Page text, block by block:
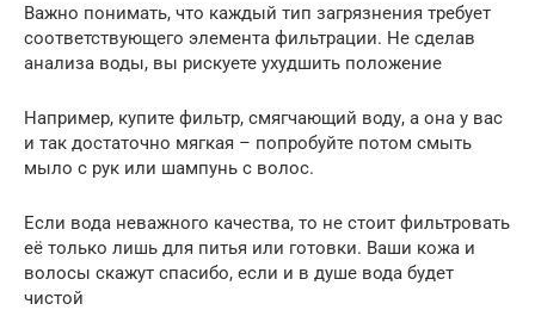
Важно понимать, что каждый тип загрязнения требует
соответствующего элемента фильтрации. Не сделав
анализа воды, вы рискуете ухудшить положение
Например, купите фильтр, смягчающий воду, а она у вас
и так достаточно мягкая – попробуйте потом смыть
мыло с рук или шампунь с волос.
Если вода неважного качества, то не стоит фильтровать
её только лишь для питья или готовки. Ваши кожа и
волосы скажут спасибо, если и в душе вода будет
чистой